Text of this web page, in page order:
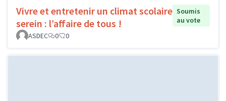
Vivre et entretenir un climat scolaire
serein : l’affaire de tous !
Soumis
au vote
ASDEC
0 0